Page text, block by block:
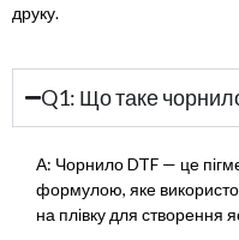
друку.
Q1: Що таке
А: Чорнило DTF — це
формулою, яке
на плівку для створення